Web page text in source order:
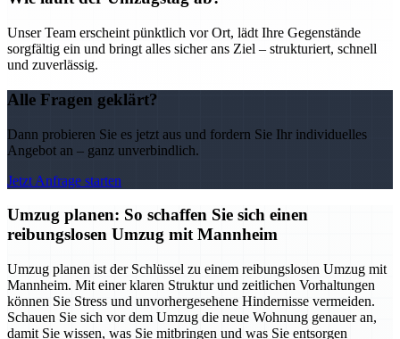
Unser Team erscheint pünktlich vor Ort, lädt Ihre Gegenstände
sorgfältig ein und bringt alles sicher ans Ziel – strukturiert, schnell
und zuverlässig.
Alle Fragen geklärt?
Dann probieren Sie es jetzt aus und fordern Sie Ihr individuelles
Angebot an – ganz unverbindlich.
Jetzt Anfrage starten
Umzug planen: So schaffen Sie sich einen
reibungslosen Umzug mit Mannheim
Umzug planen ist der Schlüssel zu einem reibungslosen Umzug mit
Mannheim. Mit einer klaren Struktur und zeitlichen Vorhaltungen
können Sie Stress und unvorhergesehene Hindernisse vermeiden.
Schauen Sie sich vor dem Umzug die neue Wohnung genauer an,
damit Sie wissen, was Sie mitbringen und was Sie entsorgen